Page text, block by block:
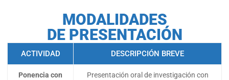
MODALIDADES
DE PRESENTACIÓN
ACTIVIDAD DESCRIPCIÓN BREVE
Ponencia con
Presentación oral de investigación con